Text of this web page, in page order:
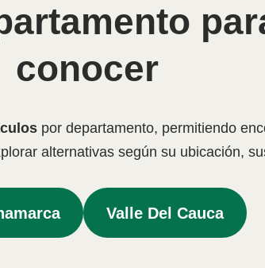
conocer
por departamento, permitiendo
alternativas según su ubicación,
Valle Del Cauca